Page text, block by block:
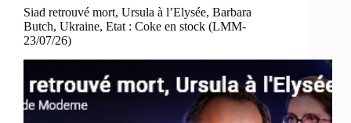
Siad retrouvé mort, Ursula à l’Elysée, Barbara
Butch, Ukraine, Etat : Coke en stock (LMM-
23/07/26)